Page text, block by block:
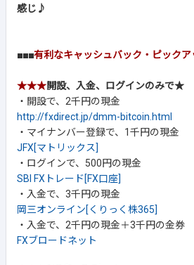
感じ♪
■■■有利なキャッシュバック・ピック
★★★開設、入金、ログインのみで★
・開設で、2千円の現金
http://fxdirect.jp/dmm-bitcoin.html
・マイナンバー登録で、1千円の現金
JFX[マトリックス]
・ログインで、500円の現金
SBI FXトレード[FX口座]
・入金で、3千円の現金
岡三オンライン[くりっく株365]
・入金で、2千円の現金＋3千円の金券
FXブロードネット